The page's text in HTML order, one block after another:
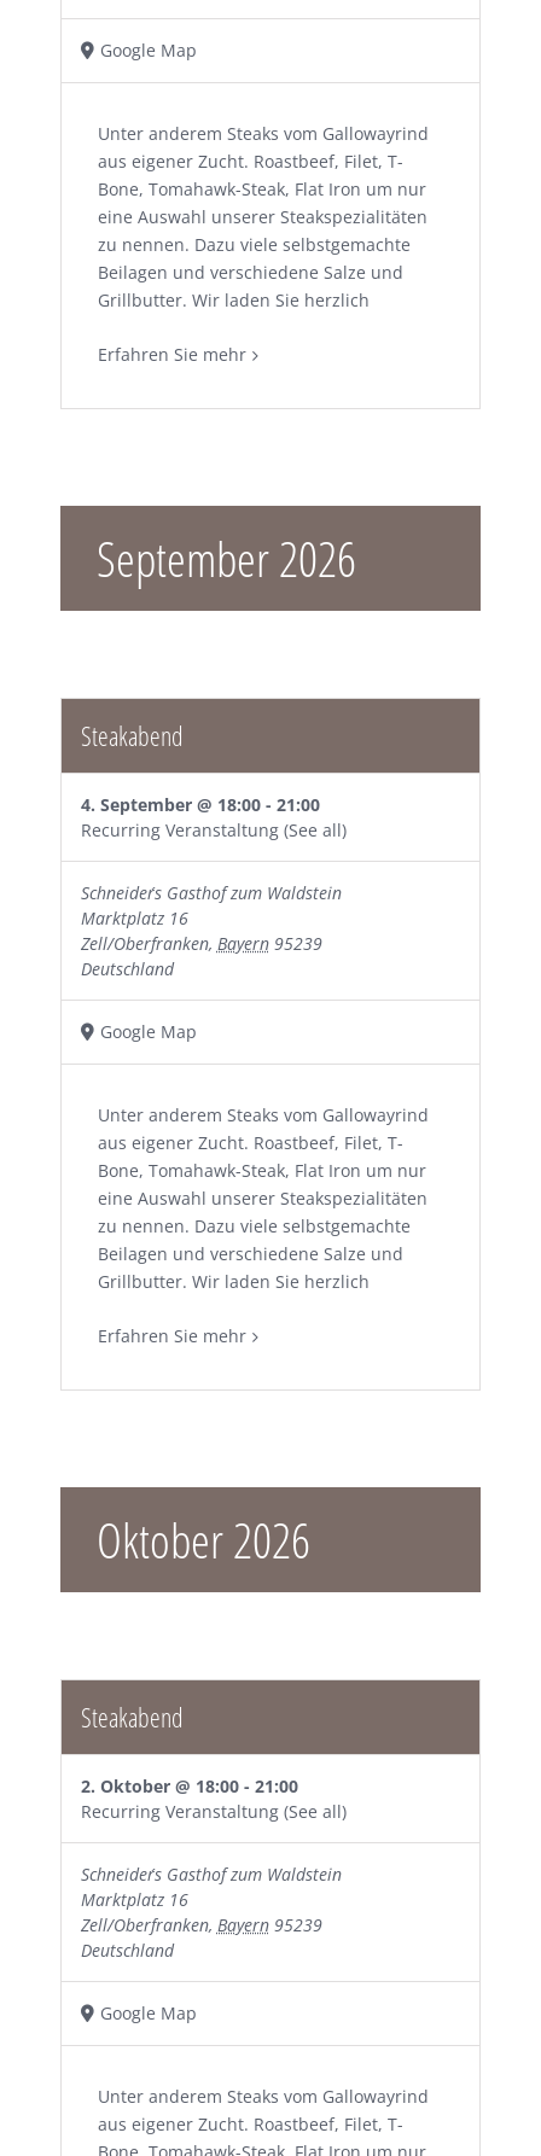
Google Map
Unter anderem Steaks vom Gallowayrind
aus eigener Zucht. Roastbeef, Filet, T-
Bone, Tomahawk-Steak, Flat Iron um nur
eine Auswahl unserer Steakspezialitäten
zu nennen. Dazu viele selbstgemachte
Beilagen und verschiedene Salze und
Grillbutter. Wir laden Sie herzlich
Erfahren Sie mehr
September 2026
Steakabend
4. September @ 18:00- 21:00
Recurring Veranstaltung (See all)
Schneider´s Gasthof zum Waldstein
Marktplatz 16
Zell/Oberfranken, Bayern 95239
Deutschland
Google Map
Unter anderem Steaks vom Gallowayrind
aus eigener Zucht. Roastbeef, Filet, T-
Bone, Tomahawk-Steak, Flat Iron um nur
eine Auswahl unserer Steakspezialitäten
zu nennen. Dazu viele selbstgemachte
Beilagen und verschiedene Salze und
Grillbutter. Wir laden Sie herzlich
Erfahren Sie mehr
Oktober 2026
Steakabend
2. Oktober @ 18:00- 21:00
Recurring Veranstaltung (See all)
Schneider´s Gasthof zum Waldstein
Marktplatz 16
Zell/Oberfranken, Bayern 95239
Deutschland
Google Map
Unter anderem Steaks vom Gallowayrind
aus eigener Zucht. Roastbeef, Filet, T-